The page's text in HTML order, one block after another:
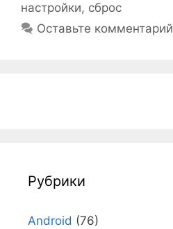
настройки, сброс
Оставьте комментарий
Рубрики
Android (76)